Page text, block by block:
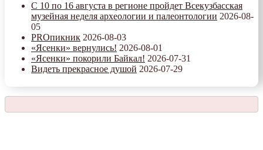
С 10 по 16 августа в регионе пройдет Всекузбасская
музейная неделя археологии и палеонтологии 2026-08-
05
PROпикник 2026-08-03
«Ясенки» вернулись! 2026-08-01
«Ясенки» покорили Байкал! 2026-07-31
Видеть прекрасное душой 2026-07-29